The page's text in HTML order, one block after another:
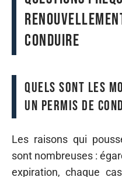
conduire
Quels sont les
un permis de
Les raisons qui
sont nombreuses :
expiration, chaque